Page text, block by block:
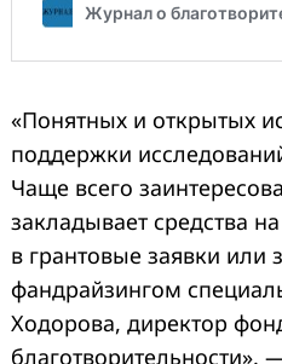
«Понятных и открытых
поддержки
Чаще всего
закладывает средства
в грантовые заявки или
фандрайзингом
Ходорова, директор